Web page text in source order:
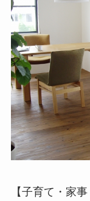
【子育て・家